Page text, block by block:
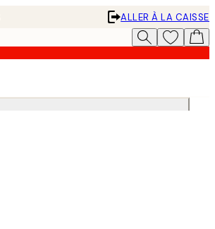
ALLER À LA CAISSE